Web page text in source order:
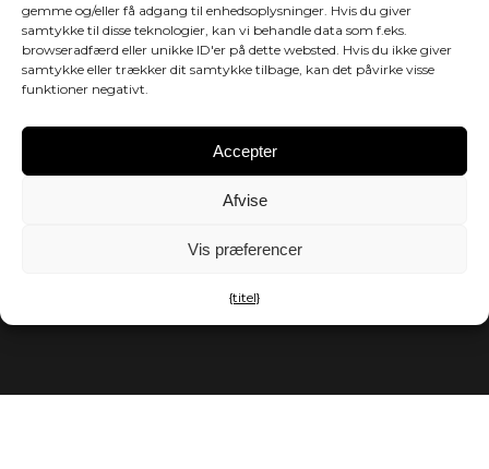
gemme og/eller få adgang til enhedsoplysninger. Hvis du giver
samtykke til disse teknologier, kan vi behandle data som f.eks.
browseradfærd eller unikke ID'er på dette websted. Hvis du ikke giver
samtykke eller trækker dit samtykke tilbage, kan det påvirke visse
funktioner negativt.
Accepter
Afvise
Vis præferencer
{titel}
Dette system er en fryd for dine visuelle og
auditive sanser.